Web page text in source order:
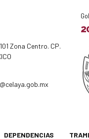
Zona Centro. CP.
DEPENDENCIAS